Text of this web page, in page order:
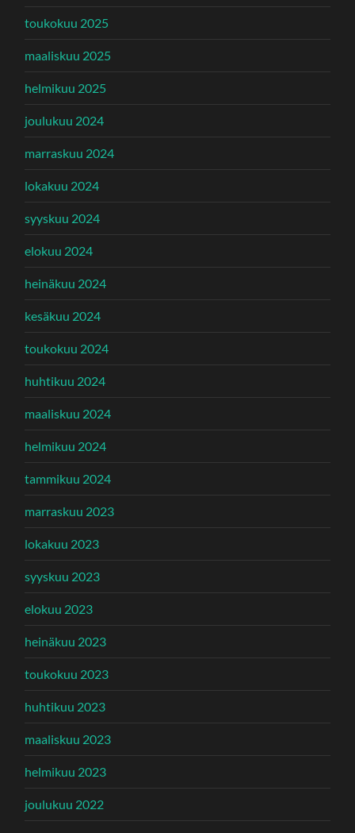
toukokuu 2025
maaliskuu 2025
helmikuu 2025
joulukuu 2024
marraskuu 2024
lokakuu 2024
syyskuu 2024
elokuu 2024
heinäkuu 2024
kesäkuu 2024
toukokuu 2024
huhtikuu 2024
maaliskuu 2024
helmikuu 2024
tammikuu 2024
marraskuu 2023
lokakuu 2023
syyskuu 2023
elokuu 2023
heinäkuu 2023
toukokuu 2023
huhtikuu 2023
maaliskuu 2023
helmikuu 2023
joulukuu 2022